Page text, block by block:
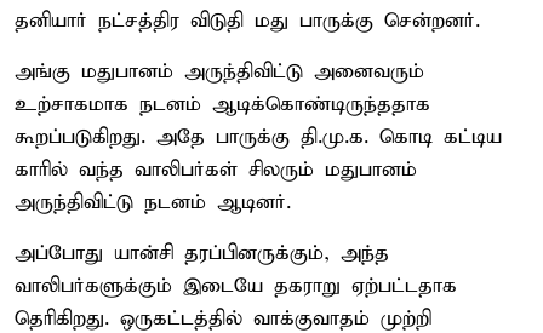
தனியார் நட்சத்திர விடுதி மது பாருக்கு சென்றனர்.
அங்கு மதுபானம் அருந்திவிட்டு அனைவரும்
உற்சாகமாக நடனம் ஆடிக்கொண்டிருந்ததாக
கூறப்படுகிறது. அதே பாருக்கு தி.மு.க. கொடி கட்டிய
காரில் வந்த வாலிபர்கள் சிலரும் மதுபானம்
அருந்திவிட்டு நடனம் ஆடினர்.
அப்போது யான்சி தரப்பினருக்கும், அந்த
வாலிபர்களுக்கும் இடையே தகராறு ஏற்பட்டதாக
தெரிகிறது. ஒருகட்டத்தில் வாக்குவாதம் முற்றி